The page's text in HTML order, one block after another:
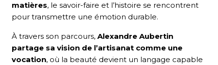
matières, le savoir-faire et l’histoire se rencontrent
pour transmettre une émotion durable.
À travers son parcours, Alexandre Aubertin
partage sa vision de l’artisanat comme une
vocation, où la beauté devient un langage capable